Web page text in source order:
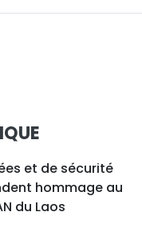
et de sécurité
hommage au
du Laos